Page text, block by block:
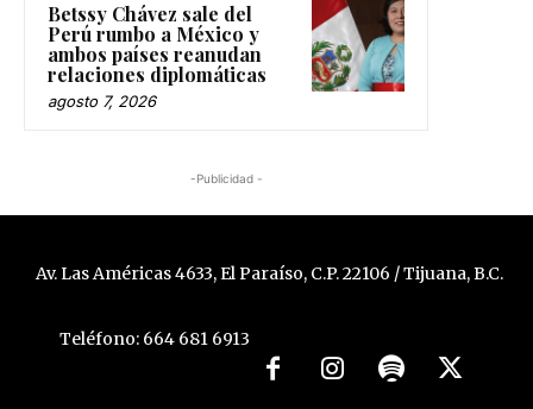
Betssy Chávez sale del
Perú rumbo a México y
ambos países reanudan
relaciones diplomáticas
agosto 7, 2026
-Publicidad -
Av. Las Américas 4633, El Paraíso, C.P. 22106 / Tijuana, B.C.
Teléfono: 664 681 6913